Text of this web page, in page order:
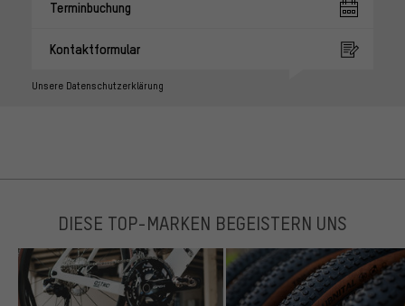
Terminbuchung
Kontaktformular
Unsere Datenschutzerklärung
DIESE TOP-MARKEN BEGEISTERN UNS